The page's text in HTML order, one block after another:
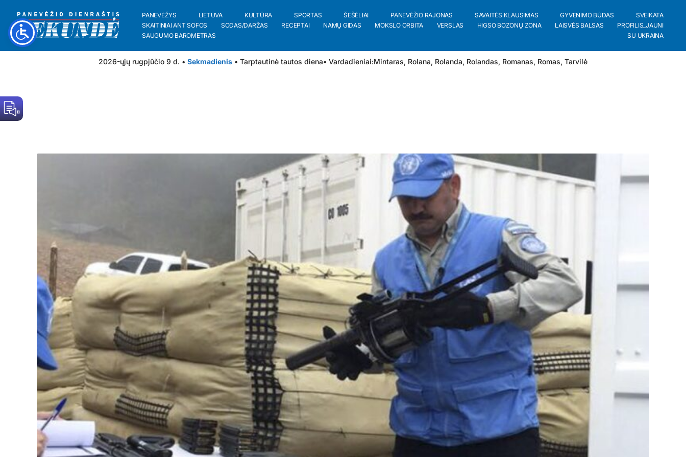
PANEVĖŽYS LIETUVA KULTŪRA SPORTAS ŠEŠĖLIAI PANEVĖŽIO RAJONAS SAVAITĖS KLAUSIMAS GYVENIMO BŪDAS
SVEIKATA
SKAITINIAI ANT SOFOS
SODAS/DARŽAS RECEPTAI NAMŲ GIDAS MOKSLO ORBITA VERSLAS HIGSO BOZONŲ ZONA LAISVĖS BALSAS
PROFILIS_JAUNI
SAUGUMO BAROMETRAS
SU UKRAINA
2026-ųjų rugpjūčio 9 d. • Sekmadienis • Tarptautinė tautos diena• Vardadieniai:Mintaras, Rolana, Rolanda, Rolandas, Romanas, Romas, Tarvilė